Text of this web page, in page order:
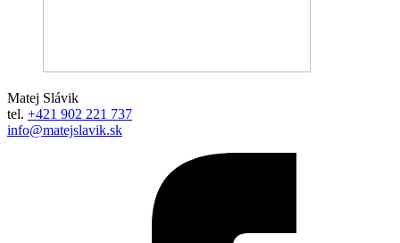
Matej Slávik
tel. +421 902 221 737
info@matejslavik.sk